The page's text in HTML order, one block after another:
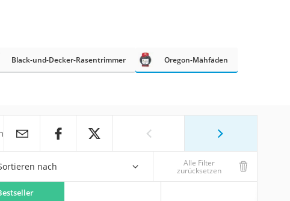
Black-und-Decker-Rasentrimmer Oregon-Mähfäden
nach Alle Filter
zurücksetzen